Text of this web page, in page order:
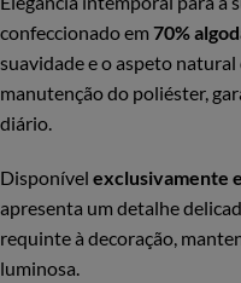
confeccionado em 70%
suavidade e o aspeto
manutenção do poliéster,
diário.
Disponível exclusivamente
apresenta um detalhe
requinte à decoração,
luminosa.